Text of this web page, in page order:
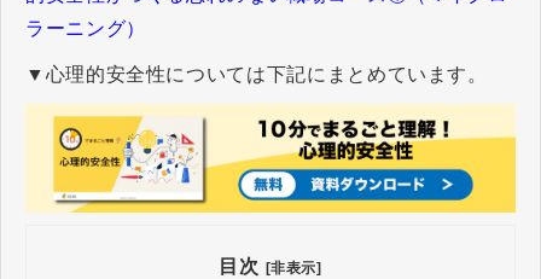
ラーニング）
▼心理的安全性については下記にまとめています。
目次 [非表示]